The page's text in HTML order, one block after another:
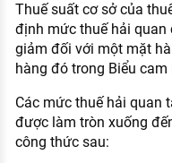
Thuế suất cơ sở của
định mức thuế hải
giảm đối với một mặt
hàng đó trong Biểu cam
Các mức thuế hải quan
được làm tròn xuống
công thức sau: